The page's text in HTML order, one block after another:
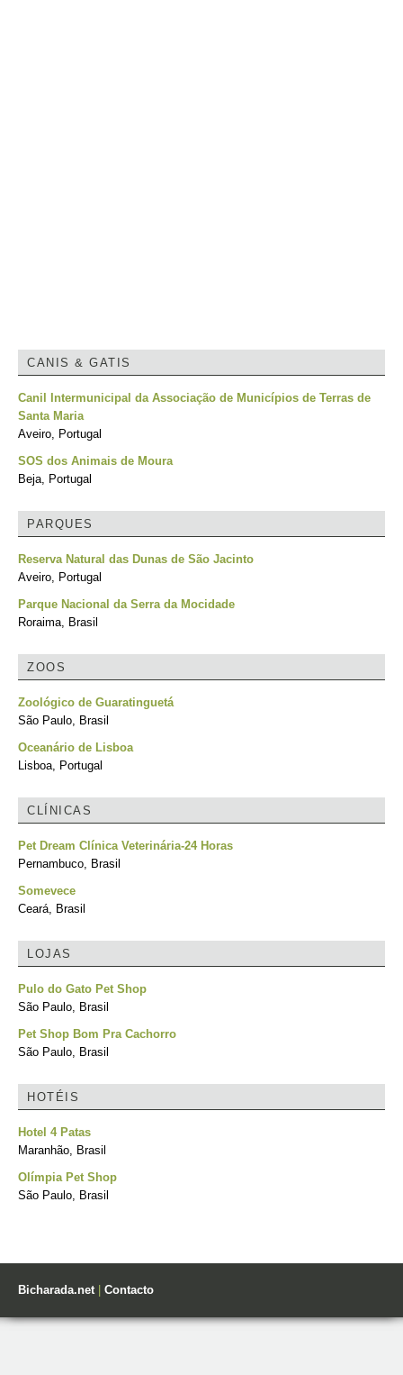
CANIS & GATIS
Canil Intermunicipal da Associação de Municípios de Terras de
Santa Maria
Aveiro, Portugal
SOS dos Animais de Moura
Beja, Portugal
PARQUES
Reserva Natural das Dunas de São Jacinto
Aveiro, Portugal
Parque Nacional da Serra da Mocidade
Roraima, Brasil
ZOOS
Zoológico de Guaratinguetá
São Paulo, Brasil
Oceanário de Lisboa
Lisboa, Portugal
CLÍNICAS
Pet Dream Clínica Veterinária-24 Horas
Pernambuco, Brasil
Somevece
Ceará, Brasil
LOJAS
Pulo do Gato Pet Shop
São Paulo, Brasil
Pet Shop Bom Pra Cachorro
São Paulo, Brasil
HOTÉIS
Hotel 4 Patas
Maranhão, Brasil
Olímpia Pet Shop
São Paulo, Brasil
Bicharada.net| Contacto